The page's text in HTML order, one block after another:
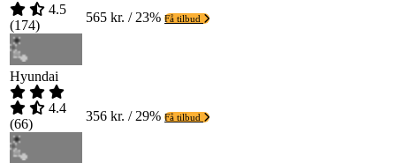
4.5
(174)
565 kr. / 23% Få tilbud
Hyundai
4.4
(66)
356 kr. / 29% Få tilbud